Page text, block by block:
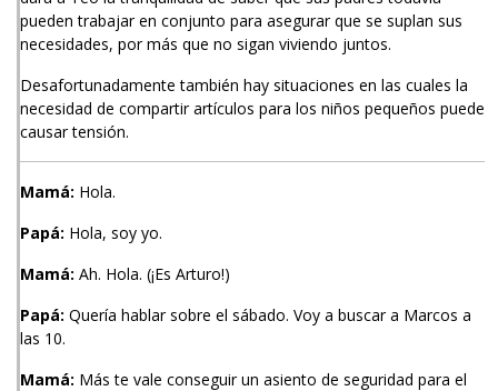
pueden trabajar en conjunto para asegurar que se suplan sus
necesidades, por más que no sigan viviendo juntos.
Desafortunadamente también hay situaciones en las cuales la
necesidad de compartir artículos para los niños pequeños puede
causar tensión.
Mamá: Hola.
Papá: Hola, soy yo.
Mamá: Ah. Hola. (¡Es Arturo!)
Papá: Quería hablar sobre el sábado. Voy a buscar a Marcos a
las 10.
Mamá: Más te vale conseguir un asiento de seguridad para el